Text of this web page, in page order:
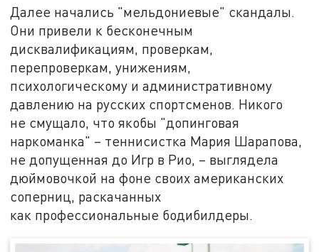
Далее начались "мельдониевые" скандалы.
Они привели к бесконечным
дисквалификациям, проверкам,
перепроверкам, унижениям,
психологическому и административному
давлению на русских спортсменов. Никого
не смущало, что якобы "допинговая
наркоманка" – теннисистка Мария Шарапова,
не допущенная до Игр в Рио, – выглядела
дюймовочкой на фоне своих американских
соперниц, раскачанных
как профессиональные бодибилдеры.